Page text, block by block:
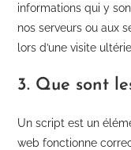
informations qui y
nos serveurs ou aux
lors d’une visite
3. Que sont
Un script est un
web fonctionne